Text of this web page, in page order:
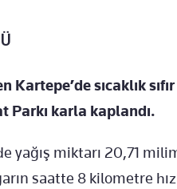
sıcaklık
Parkı karla kaplandı.
yağış miktarı 20,71
saatte 8 kilometre